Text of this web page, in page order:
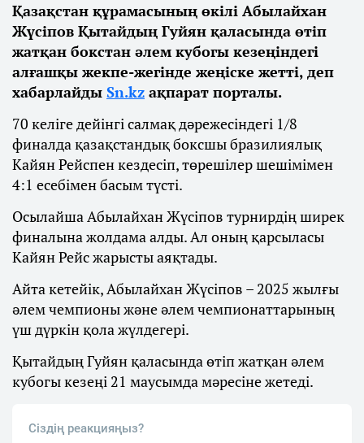
Қазақстан құрамасының өкілі Абылайхан
Жүсіпов Қытайдың Гуйян қаласында өтіп
жатқан бокстан әлем кубогы кезеңіндегі
алғашқы жекпе-жегінде жеңіске жетті, деп
хабарлайды Sn.kz ақпарат порталы.
70 келіге дейінгі салмақ дәрежесіндегі 1/8
финалда қазақстандық боксшы бразилиялық
Кайян Рейспен кездесіп, төрешілер шешімімен
4:1 есебімен басым түсті.
Осылайша Абылайхан Жүсіпов турнирдің ширек
финалына жолдама алды. Ал оның қарсыласы
Кайян Рейс жарысты аяқтады.
Айта кетейік, Абылайхан Жүсіпов – 2025 жылғы
әлем чемпионы және әлем чемпионаттарының
үш дүркін қола жүлдегері.
Қытайдың Гуйян қаласында өтіп жатқан әлем
кубогы кезеңі 21 маусымда мәресіне жетеді.
Сіздің реакцияңыз?